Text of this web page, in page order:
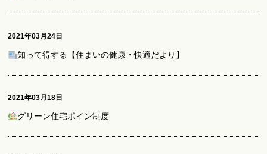
2021年03月24日
知って得する【住まいの健康・快適だより】
2021年03月18日
グリーン住宅ポイン制度